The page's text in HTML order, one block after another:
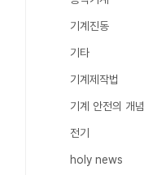
기계진동
기타
기계제작법
기계 안전의 개념
전기
holy news